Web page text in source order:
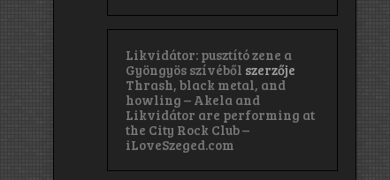
Likvidátor: pusztító zene a
Gyöngyös szívéből szerzője
Thrash, black metal, and
howling – Akela and
Likvidátor are performing at
the City Rock Club –
iLoveSzeged.com